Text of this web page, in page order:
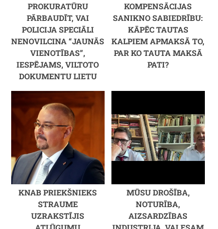
PROKURATŪRU
PĀRBAUDĪT, VAI
POLICIJA SPECIĀLI
NENOVILCINA “JAUNĀS
VIENOTĪBAS”,
IESPĒJAMS, VILTOTO
DOKUMENTU LIETU
KOMPENSĀCIJAS
SANIKNO SABIEDRĪBU:
KĀPĒC TAUTAS
KALPIEM APMAKSĀ TO,
PAR KO TAUTA MAKSĀ
PATI?
KNAB PRIEKŠNIEKS
STRAUME
UZRAKSTĪJIS
MŪSU DROŠĪBA,
NOTURĪBA,
AIZSARDZĪBAS